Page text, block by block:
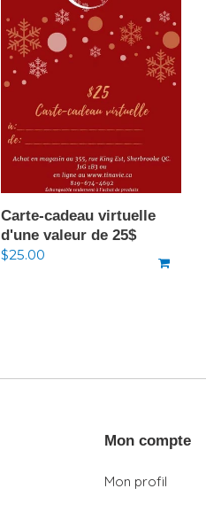
Carte-cadeau virtuelle
d'une valeur de 25$
Prix
$25.00
Mon compte
Mon profil